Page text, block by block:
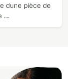
dune pièce de
.…